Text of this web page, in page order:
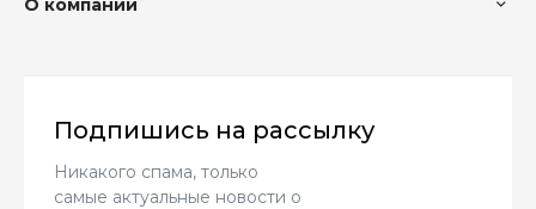
О компании
Подпишись на рассылку
Никакого спама, только
самые актуальные новости о